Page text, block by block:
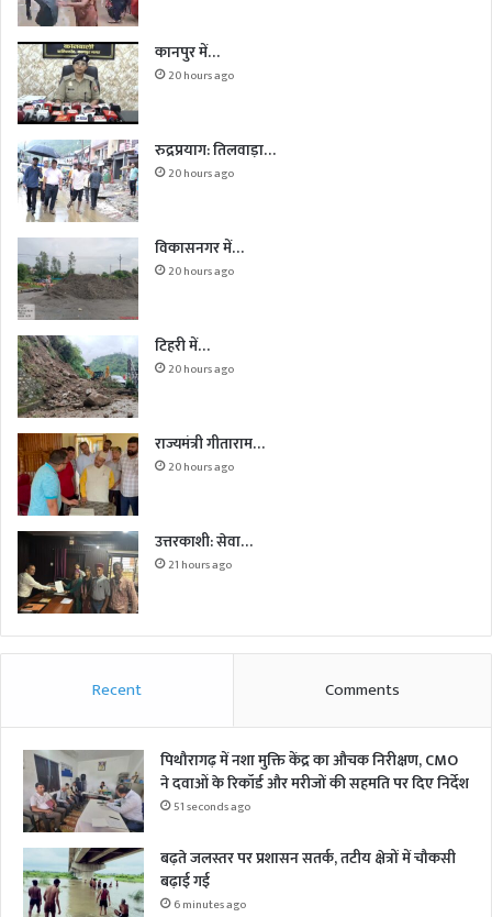
कानपुर में…
20 hours ago
रुद्रप्रयाग: तिलवाड़ा…
20 hours ago
विकासनगर में…
20 hours ago
टिहरी में…
20 hours ago
राज्यमंत्री गीताराम…
20 hours ago
उत्तरकाशी: सेवा…
21 hours ago
Recent Comments
पिथौरागढ़ में नशा मुक्ति केंद्र का औचक निरीक्षण, CMO
ने दवाओं के रिकॉर्ड और मरीजों की सहमति पर दिए निर्देश
51 seconds ago
बढ़ते जलस्तर पर प्रशासन सतर्क, तटीय क्षेत्रों में चौकसी
बढ़ाई गई
6 minutes ago